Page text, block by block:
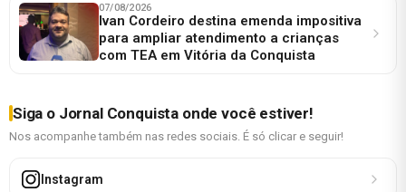
07/08/2026
Ivan Cordeiro destina emenda impositiva
para ampliar atendimento a crianças
com TEA em Vitória da Conquista
Siga o Jornal Conquista onde você estiver!
Nos acompanhe também nas redes sociais. É só clicar e seguir!
Instagram